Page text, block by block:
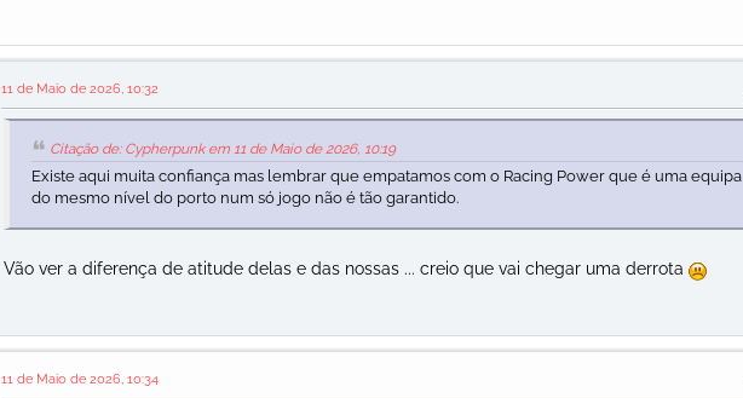
11 de Maio de 2026, 10:32
Citação de: Cypherpunk em 11 de Maio de 2026, 10:19
Existe aqui muita confiança mas lembrar que empatamos com o Racing Power que é uma equipa
do mesmo nível do porto num só jogo não é tão garantido.
Vão ver a diferença de atitude delas e das nossas ... creio que vai chegar uma derrota
11 de Maio de 2026, 10:34